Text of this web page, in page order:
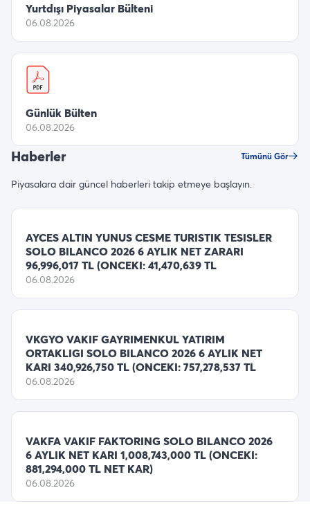
Yurtdışı Piyasalar Bülteni
06.08.2026
Günlük Bülten
06.08.2026
Haberler Tümünü Gör
Piyasalara dair güncel haberleri takip etmeye başlayın.
AYCES ALTIN YUNUS CESME TURISTIK TESISLER
SOLO BILANCO 2026 6 AYLIK NET ZARARI
96,996,017 TL (ONCEKI: 41,470,639 TL
06.08.2026
VKGYO VAKIF GAYRIMENKUL YATIRIM
ORTAKLIGI SOLO BILANCO 2026 6 AYLIK NET
KARI 340,926,750 TL (ONCEKI: 757,278,537 TL
06.08.2026
VAKFA VAKIF FAKTORING SOLO BILANCO 2026
6 AYLIK NET KARI 1,008,743,000 TL (ONCEKI:
881,294,000 TL NET KAR)
06.08.2026